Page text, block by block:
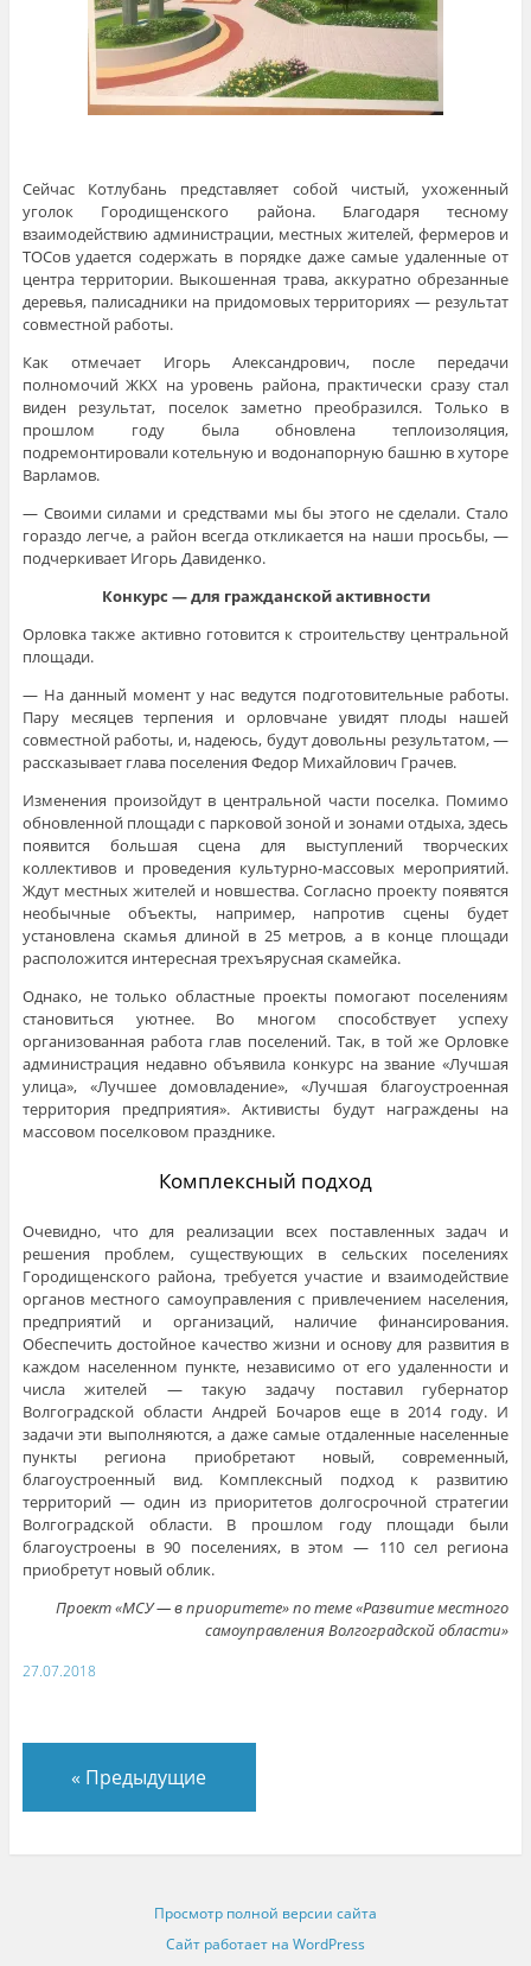
Сейчас Котлубань представляет собой чистый, ухоженный
уголок Городищенского района. Благодаря тесному
взаимодействию администрации, местных жителей, фермеров и
ТОСов удается содержать в порядке даже самые удаленные от
центра территории. Выкошенная трава, аккуратно обрезанные
деревья, палисадники на придомовых территориях — результат
совместной работы.
Как отмечает Игорь Александрович, после передачи
полномочий ЖКХ на уровень района, практически сразу стал
виден результат, поселок заметно преобразился. Только в
прошлом году была обновлена теплоизоляция,
подремонтировали котельную и водонапорную башню в хуторе
Варламов.
— Своими силами и средствами мы бы этого не сделали. Стало
гораздо легче, а район всегда откликается на наши просьбы, —
подчеркивает Игорь Давиденко.
Конкурс — для гражданской активности
Орловка также активно готовится к строительству центральной
площади.
— На данный момент у нас ведутся подготовительные работы.
Пару месяцев терпения и орловчане увидят плоды нашей
совместной работы, и, надеюсь, будут довольны результатом, —
рассказывает глава поселения Федор Михайлович Грачев.
Изменения произойдут в центральной части поселка. Помимо
обновленной площади с парковой зоной и зонами отдыха, здесь
появится большая сцена для выступлений творческих
коллективов и проведения культурно-массовых мероприятий.
Ждут местных жителей и новшества. Согласно проекту появятся
необычные объекты, например, напротив сцены будет
установлена скамья длиной в 25 метров, а в конце площади
расположится интересная трехъярусная скамейка.
Однако, не только областные проекты помогают поселениям
становиться уютнее. Во многом способствует успеху
организованная работа глав поселений. Так, в той же Орловке
администрация недавно объявила конкурс на звание «Лучшая
улица», «Лучшее домовладение», «Лучшая благоустроенная
территория предприятия». Активисты будут награждены на
массовом поселковом празднике.
Комплексный подход
Очевидно, что для реализации всех поставленных задач и
решения проблем, существующих в сельских поселениях
Городищенского района, требуется участие и взаимодействие
органов местного самоуправления с привлечением населения,
предприятий и организаций, наличие финансирования.
Обеспечить достойное качество жизни и основу для развития в
каждом населенном пункте, независимо от его удаленности и
числа жителей — такую задачу поставил губернатор
Волгоградской области Андрей Бочаров еще в 2014 году. И
задачи эти выполняются, а даже самые отдаленные населенные
пункты региона приобретают новый, современный,
благоустроенный вид. Комплексный подход к развитию
территорий — один из приоритетов долгосрочной стратегии
Волгоградской области. В прошлом году площади были
благоустроены в 90 поселениях, в этом — 110 сел региона
приобретут новый облик.
Проект «МСУ — в приоритете» по теме «Развитие местного
самоуправления Волгоградской области»
27.07.2018
« Предыдущие
Просмотр полной версии сайта
Сайт работает на WordPress